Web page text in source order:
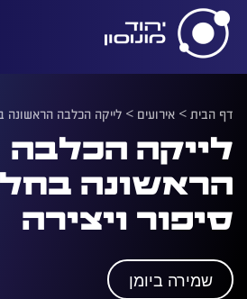
דף הבית> אירועים > לייקה הכלבה הראשונה
לייקה הכלבה
הראשונה
סיפור ויצירה
שמירה ביומן